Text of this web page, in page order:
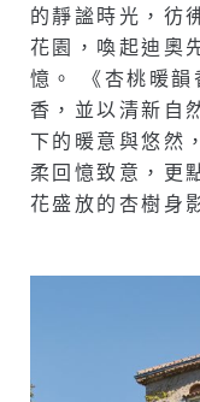
的靜謐時光，彷
花園，喚起迪奧
憶。 《杏桃暖韻
香，並以清新自
下的暖意與悠然
柔回憶致意，更
花盛放的杏樹身